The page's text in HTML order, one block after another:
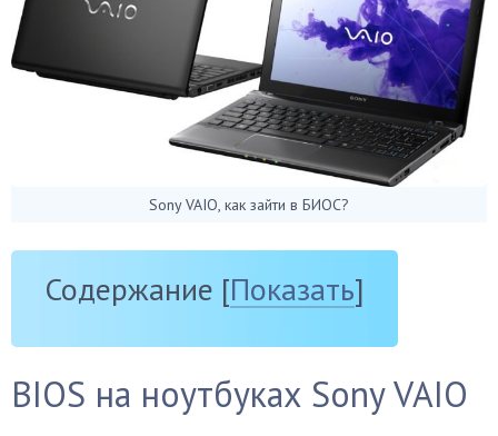
Sony VAIO, как зайти в БИОС?
Содержание [Показать]
BIOS на ноутбуках Sony VAIO